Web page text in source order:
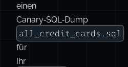
einen
Canary‑SQL‑Dump
all_credit_cards.sql
für
Ihr